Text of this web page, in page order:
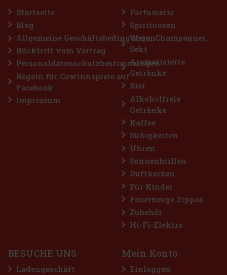
9.50€ ohne VAT
Riper Sauerkirschlikör 23% 0,35 l
Riper Sauerkirschlikör ist ein authentischer Fruchtlikör, der nach
einem alten Familienrezept hergestellt wird, das jedes Jahr
angewendet und verfeinert wird, wobei der reine Geschmack der
Startseite
Blog
Allgemeine Geschäftsbedingungen
Rücktritt vom Vertrag
Personaldatenschutzbestimmungen
Regeln für Gewinnspiele auf
Facebook
Impressum
Parfumerie
Spirituosen
Wein, Champagner,
Sekt
Aromatisierte
Getränke
Bier
Alkoholfreie
Getränke
Kaffee
Süßigkeiten
Uhren
Sonnenbrillen
Duftkerzen
Für Kinder
Feuerzeuge Zippos
Zubehör
Hi-Fi-Elektro
BESUCHE UNS
Ladengeschäft
Mein Konto
Einloggen